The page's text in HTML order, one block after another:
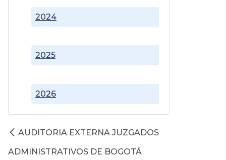
2024
2025
2026
AUDITORIA EXTERNA JUZGADOS
ADMINISTRATIVOS DE BOGOTÁ